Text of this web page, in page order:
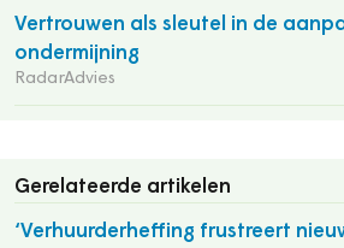
Vertrouwen als sleutel in de
ondermijning
RadarAdvies
Gerelateerde artikelen
‘Verhuurderheffing frustreert